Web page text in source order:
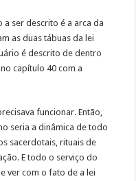
ser descrito é a arca da
as duas tábuas da lei
é descrito de dentro
capítulo 40 com a
funcionar. Então,
seria a dinâmica de todo
sacerdotais, rituais de
E todo o serviço do
ver com o fato de a lei